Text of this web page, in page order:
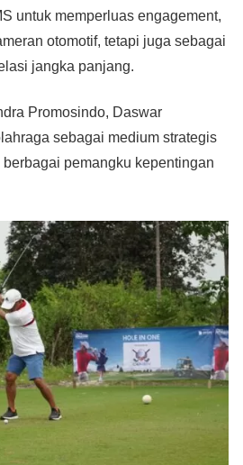
untuk memperluas engagement,
otomotif, tetapi juga sebagai
jangka panjang.
Promosindo, Daswar
sebagai medium strategis
pemangku kepentingan